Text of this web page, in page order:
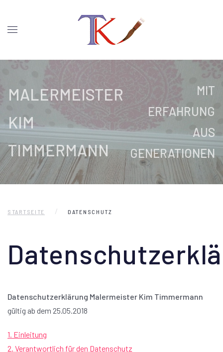
MALERMEISTER
KIM
TIMMERMANN
MIT
ERFAHRUNG
AUS
GENERATIONEN
STARTSEITE DATENSCHUTZ
Datenschutzerklärung Malermeister Kim Timmermann
gültig ab dem 25.05.2018
1. Einleitung
2. Verantwortlich für den Datenschutz